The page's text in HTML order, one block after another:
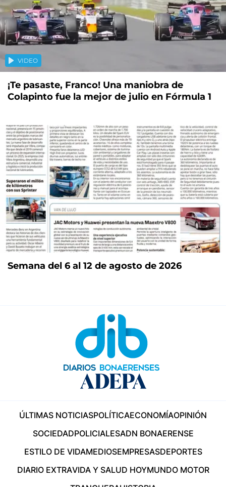
VIDEO
¡Te pasaste, Franco! Una maniobra de
Colapinto fue la mejor de julio en Fórmula 1
Semana del 6 al 12 de agosto de 2026
ÚLTIMAS NOTICIASPOLÍTICAECONOMÍAOPINIÓN
SOCIEDADPOLICIALESADN BONAERENSE
ESTILO DE VIDAMEDIOSEMPRESASDEPORTES
DIARIO EXTRAVIDA Y SALUD HOYMUNDO MOTOR